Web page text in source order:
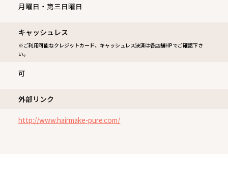
月曜日・第三日曜日
キャッシュレス
※ご利用可能なクレジットカード、キャッシュレス決済は各店舗HPでご確認下さ
い。
可
外部リンク
http://www.hairmake-pure.com/